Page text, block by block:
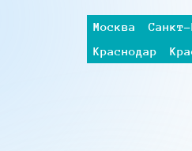
Москва
Краснодар